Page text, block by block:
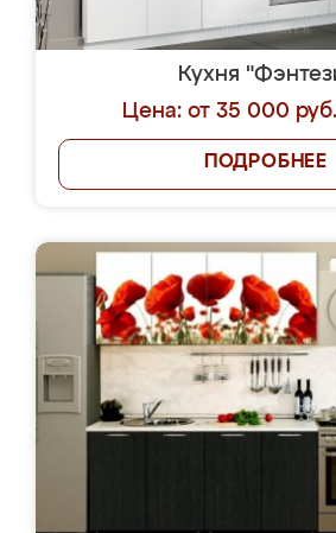
Кухня
Цена: от 35 000
ПОДРОБНЕЕ